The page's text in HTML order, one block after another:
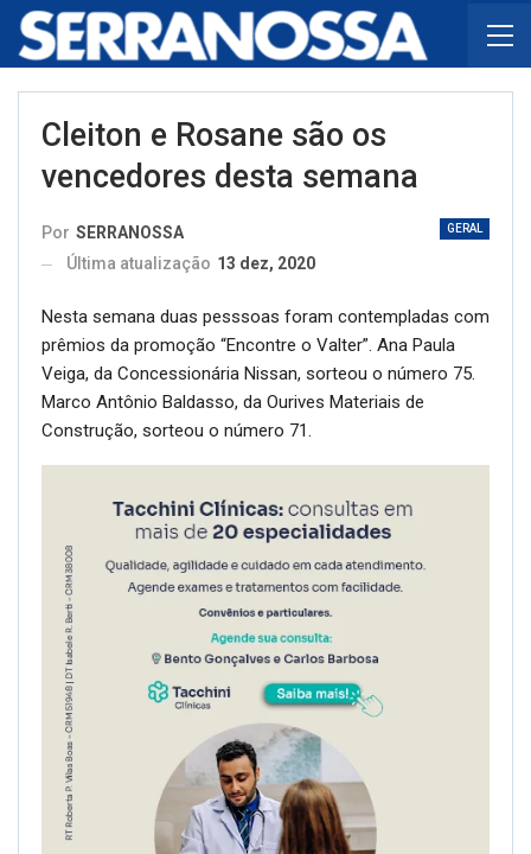
Cleiton e Rosane são os
vencedores desta semana
GERAL
Por SERRANOSSA
Última atualização 13 dez, 2020
Nesta semana duas pesssoas foram contempladas com
prêmios da promoção “Encontre o Valter”. Ana Paula
Veiga, da Concessionária Nissan, sorteou o número 75.
Marco Antônio Baldasso, da Ourives Materiais de
Construção, sorteou o número 71.